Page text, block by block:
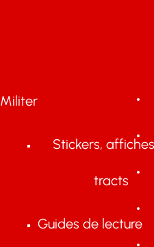
Militer
Stickers,
tracts
Guides de lecture